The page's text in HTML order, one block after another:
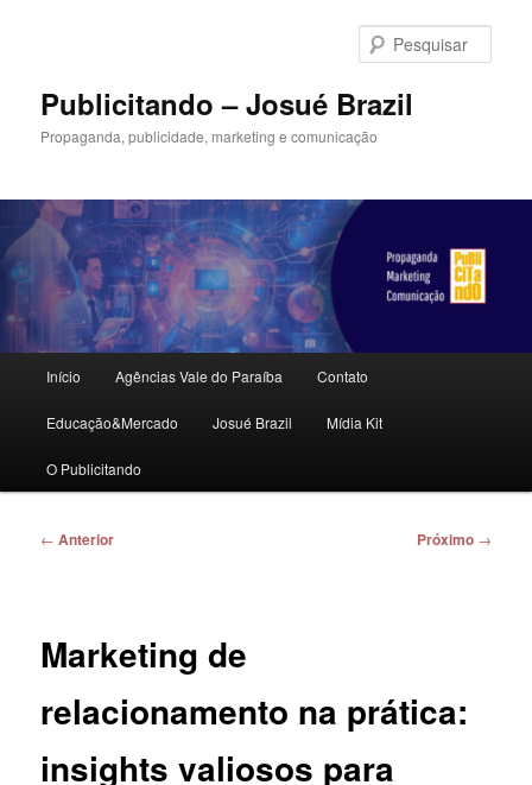
principalPublicitando – Josué Brazil
Propaganda, publicidade, marketing e comunicação
principal
Início Agências Vale do Paraíba Contato
Educação&Mercado Josué Brazil Mídia Kit
O Publicitando
Navegação
← Anterior Próximo →
Marketing de
relacionamento na prática:
insights valiosos para